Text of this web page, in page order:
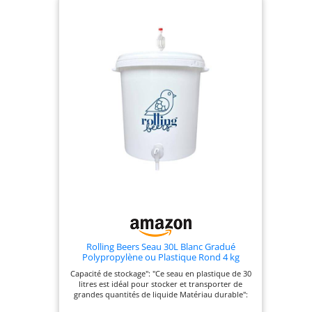
directment par le robinet. BRASSERIE: Envie de
brasser 30 litres de bière avec votre brasserie
maison ou faire votre vin de fruit à partir de votre
jardin? Rien de plus simple: la cuve à maîche
Klarstein Maischfest est un élément de brassage
amateur complet. Santé! QUALITÉ: en 2008,
Klarstein a commencé à bouleverser le monde de
l'électroménager. Les cuisiniers amateurs ont été
ravis par ce mix entre matériaux de qualité et
design moderne. Cette gamme s'étend des
réfrigérateurs ou mixeurs aux climatisateurs.
Rolling Beers Seau 30L Blanc Gradué
Polypropylène ou Plastique Rond 4 kg
Capacité de stockage": "Ce seau en plastique de 30
litres est idéal pour stocker et transporter de
grandes quantités de liquide Matériau durable":